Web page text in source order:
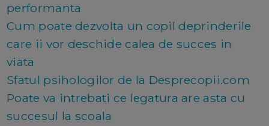
performanta
Cum poate dezvolta un copil deprinderile
care ii vor deschide calea de succes in
viata
Sfatul psihologilor de la Desprecopii.com
Poate va intrebati ce legatura are asta cu
succesul la scoala